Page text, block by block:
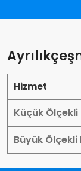
Hizmet
Küçük
Büyük